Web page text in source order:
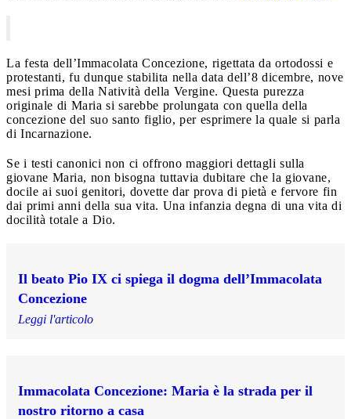
La festa dell’Immacolata Concezione, rigettata da ortodossi e
protestanti, fu dunque stabilita nella data dell’8 dicembre, nove
mesi prima della Natività della Vergine. Questa purezza
originale di Maria si sarebbe prolungata con quella della
concezione del suo santo figlio, per esprimere la quale si parla
di Incarnazione.
Se i testi canonici non ci offrono maggiori dettagli sulla
giovane Maria, non bisogna tuttavia dubitare che la giovane,
docile ai suoi genitori, dovette dar prova di pietà e fervore fin
dai primi anni della sua vita. Una infanzia degna di una vita di
docilità totale a Dio.
Il beato Pio IX ci spiega il dogma dell’Immacolata
Concezione
Leggi l'articolo
Immacolata Concezione: Maria è la strada per il
nostro ritorno a casa